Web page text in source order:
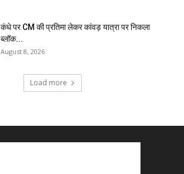
कंधे पर CM की प्रतिमा लेकर कांवड़ यात्रा पर निकला
ब्लॉक...
August 8, 2026
Load more